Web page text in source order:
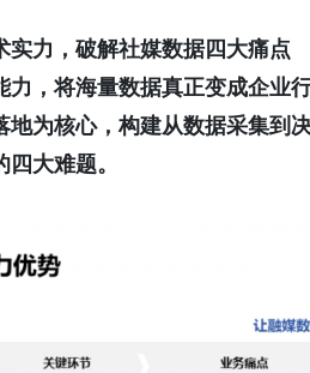
实力，破解社媒数据四 大痛点
力，将海量数据真正变成企业
地为核心，构建从数据采集到
大难题。